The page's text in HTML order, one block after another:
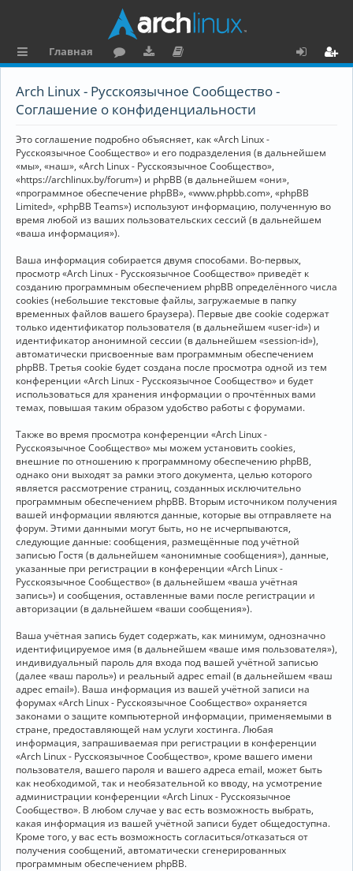
ы
к
и
Главная
ру
ру
и
ку
е
н
та
ц
я
Arch Linux - Русскоязычное Сообщество -
Соглашение о конфиденциальности
Это соглашение подробно объясняет, как «Arch Linux -
Русскоязычное Сообщество» и его подразделения (в дальнейшем
«мы», «наш», «Arch Linux - Русскоязычное Сообщество»,
«https://archlinux.by/forum») и phpBB (в дальнейшем «они»,
«программное обеспечение phpBB», «www.phpbb.com», «phpBB
Limited», «phpBB Teams») используют информацию, полученную во
время любой из ваших пользовательских сессий (в дальнейшем
«ваша информация»).
Ваша информация собирается двумя способами. Во-первых,
просмотр «Arch Linux - Русскоязычное Сообщество» приведёт к
созданию программным обеспечением phpBB определённого числа
cookies (небольшие текстовые файлы, загружаемые в папку
временных файлов вашего браузера). Первые две cookie содержат
только идентификатор пользователя (в дальнейшем «user-id») и
идентификатор анонимной сессии (в дальнейшем «session-id»),
автоматически присвоенные вам программным обеспечением
phpBB. Третья cookie будет создана после просмотра одной из тем
конференции «Arch Linux - Русскоязычное Сообщество» и будет
использоваться для хранения информации о прочтённых вами
темах, повышая таким образом удобство работы с форумами.
Также во время просмотра конференции «Arch Linux -
Русскоязычное Сообщество» мы можем установить cookies,
внешние по отношению к программному обеспечению phpBB,
однако они выходят за рамки этого документа, целью которого
является рассмотрение страниц, созданных исключительно
программным обеспечением phpBB. Вторым источником получения
вашей информации являются данные, которые вы отправляете на
форум. Этими данными могут быть, но не исчерпываются,
следующие данные: сообщения, размещённые под учётной
записью Гостя (в дальнейшем «анонимные сообщения»), данные,
указанные при регистрации в конференции «Arch Linux -
Русскоязычное Сообщество» (в дальнейшем «ваша учётная
запись») и сообщения, оставленные вами после регистрации и
авторизации (в дальнейшем «ваши сообщения»).
Ваша учётная запись будет содержать, как минимум, однозначно
идентифицируемое имя (в дальнейшем «ваше имя пользователя»),
индивидуальный пароль для входа под вашей учётной записью
(далее «ваш пароль») и реальный адрес email (в дальнейшем «ваш
адрес email»). Ваша информация из вашей учётной записи на
форумах «Arch Linux - Русскоязычное Сообщество» охраняется
законами о защите компьютерной информации, применяемыми в
стране, предоставляющей нам услуги хостинга. Любая
информация, запрашиваемая при регистрации в конференции
«Arch Linux - Русскоязычное Сообщество», кроме вашего имени
пользователя, вашего пароля и вашего адреса email, может быть
как необходимой, так и необязательной ко вводу, на усмотрение
администрации конференции «Arch Linux - Русскоязычное
Сообщество». В любом случае у вас есть возможность выбрать,
какая информация из вашей учётной записи будет общедоступна.
Кроме того, у вас есть возможность согласиться/отказаться от
получения сообщений, автоматически сгенерированных
программным обеспечением phpBB.